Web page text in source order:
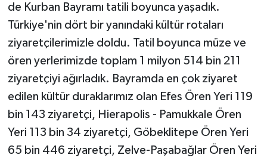
de Kurban Bayramı tatili boyunca yaşadık.
Türkiye'nin dört bir yanındaki kültür rotaları
ziyaretçilerimizle doldu. Tatil boyunca müze ve
ören yerlerimizde toplam 1 milyon 514 bin 211
ziyaretçiyi ağırladık. Bayramda en çok ziyaret
edilen kültür duraklarımız olan Efes Ören Yeri 119
bin 143 ziyaretçi, Hierapolis - Pamukkale Ören
Yeri 113 bin 34 ziyaretçi, Göbeklitepe Ören Yeri
65 bin 446 ziyaretçi, Zelve-Paşabağlar Ören Yeri